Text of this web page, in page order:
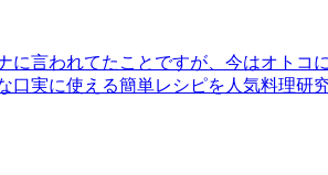
に言われてたことですが、今はオト
実に使える簡単レシピを人気料理研